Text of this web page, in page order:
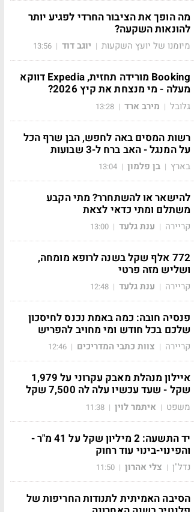
מה הופך את הציבור החרדי לפגיע יותר
להונאות השקעה?
מיומנו של יועץ השקעות | יוגב דוד |
13:56
Booking מורידה תחזית, Expedia דווקא
מעלה - מי מנצחת את קיץ 2026?
גלובל | מירב ארד |
13:28
רשות המסים באה לחפש, הבן שרף הכל
על המנגל - האב ברח ל-3 שבועות
בארץ | בן פלמון |
13:04
להישאר או להשתחרר? מתי הקבע
משתלם ומתי כדאי לצאת
קריירה | ענת גלעד |
13:00
772 אלף שקל בשנה לרופא מומחה,
ושליש מזה פרטי
קריירה | ענת גלעד |
12:48
פנסיה חובה: כמה באמת נכנס לחיסכון
שלכם בכל חודש ומי מחויב להפריש
קריירה | צוות כתבי המדריכים |
12:46
איילון מנהלת מאבק עקרוני על 1,979
שקל - שעד עכשיו עלה לה 7,500 שקל
משפט | איתמר לוין |
11:38
יד התשעה: 2 מיליון שקל על 41 מ"ר -
והפינוי-בינוי עוד רחוק
נדל"ן | צלי אהרון |
11:50
הסיבה האמיתית לתנודות החריפות של